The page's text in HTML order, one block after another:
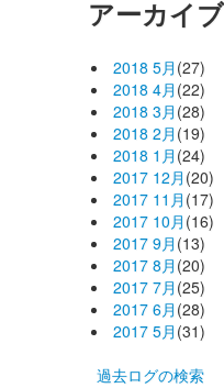
アーカイブ
2018 5月 (27)
2018 4月 (22)
2018 3月 (28)
2018 2月 (19)
2018 1月 (24)
2017 12月 (20)
2017 11月 (17)
2017 10月 (16)
2017 9月 (13)
2017 8月 (20)
2017 7月 (25)
2017 6月 (28)
2017 5月 (31)
過去ログの検索